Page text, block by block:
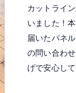
カットライ
いました！
届いたパネ
の問い合わ
げで安心し